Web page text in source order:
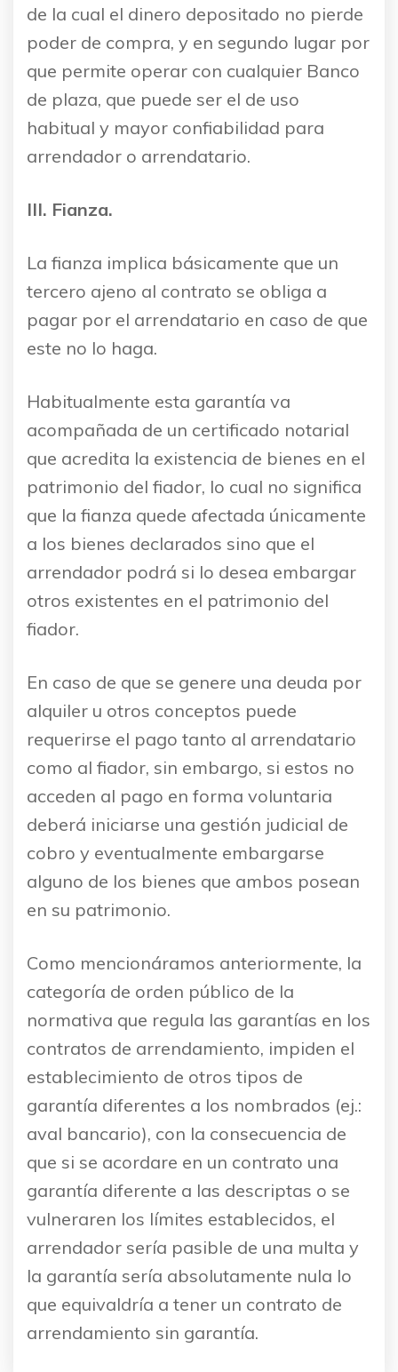
de la cual el dinero depositado no pierde
poder de compra, y en segundo lugar por
que permite operar con cualquier Banco
de plaza, que puede ser el de uso
habitual y mayor confiabilidad para
arrendador o arrendatario.
III. Fianza.
La fianza implica básicamente que un
tercero ajeno al contrato se obliga a
pagar por el arrendatario en caso de que
este no lo haga.
Habitualmente esta garantía va
acompañada de un certificado notarial
que acredita la existencia de bienes en el
patrimonio del fiador, lo cual no significa
que la fianza quede afectada únicamente
a los bienes declarados sino que el
arrendador podrá si lo desea embargar
otros existentes en el patrimonio del
fiador.
En caso de que se genere una deuda por
alquiler u otros conceptos puede
requerirse el pago tanto al arrendatario
como al fiador, sin embargo, si estos no
acceden al pago en forma voluntaria
deberá iniciarse una gestión judicial de
cobro y eventualmente embargarse
alguno de los bienes que ambos posean
en su patrimonio.
Como mencionáramos anteriormente, la
categoría de orden público de la
normativa que regula las garantías en los
contratos de arrendamiento, impiden el
establecimiento de otros tipos de
garantía diferentes a los nombrados (ej.:
aval bancario), con la consecuencia de
que si se acordare en un contrato una
garantía diferente a las descriptas o se
vulneraren los límites establecidos, el
arrendador sería pasible de una multa y
la garantía sería absolutamente nula lo
que equivaldría a tener un contrato de
arrendamiento sin garantía.